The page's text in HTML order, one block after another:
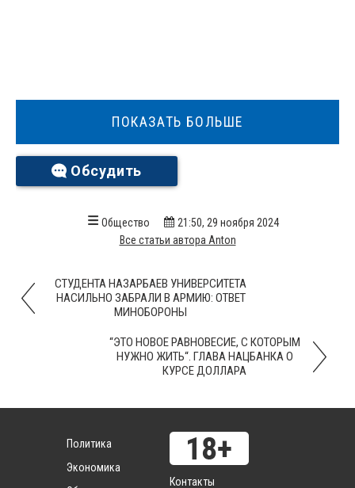
ПОКАЗАТЬ БОЛЬШЕ
Обсудить
Общество
21:50, 29 ноября 2024
Все статьи автора Anton
СТУДЕНТА НАЗАРБАЕВ УНИВЕРСИТЕТА
НАСИЛЬНО ЗАБРАЛИ В АРМИЮ: ОТВЕТ
МИНОБОРОНЫ
“ЭТО НОВОЕ РАВНОВЕСИЕ, С КОТОРЫМ
НУЖНО ЖИТЬ“. ГЛАВА НАЦБАНКА О
КУРСЕ ДОЛЛАРА
Политика
Экономика
Контакты